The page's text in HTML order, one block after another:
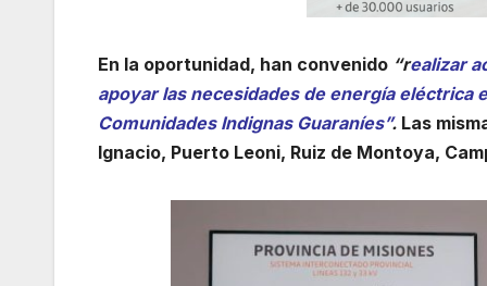
En la oportunidad, han convenido “realizar
apoyar las necesidades de energía eléctrica
Comunidades Indignas Guaraníes”. Las
Ignacio, Puerto Leoni, Ruiz de Montoya,